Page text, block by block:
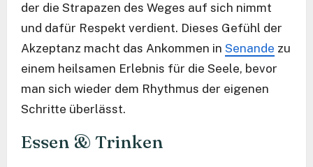
der die Strapazen des Weges auf sich nimmt
und dafür Respekt verdient. Dieses Gefühl der
Akzeptanz macht das Ankommen in Senande zu
einem heilsamen Erlebnis für die Seele, bevor
man sich wieder dem Rhythmus der eigenen
Schritte überlässt.
Essen & Trinken